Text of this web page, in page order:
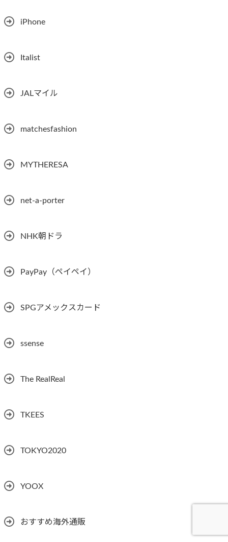
iPhone
Italist
JALマイル
matchesfashion
MYTHERESA
net-a-porter
NHK朝ドラ
PayPay（ペイペイ）
SPGアメックスカード
ssense
The RealReal
TKEES
TOKYO2020
YOOX
おすすめ海外通販